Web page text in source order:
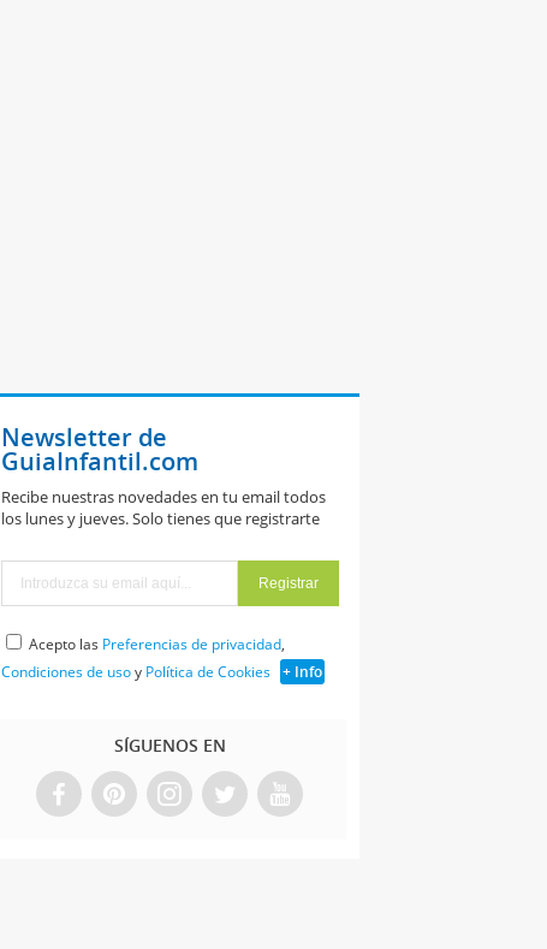
Newsletter de
GuiaInfantil.com
Recibe nuestras novedades en tu email todos
los lunes y jueves. Solo tienes que registrarte
Acepto las Preferencias de privacidad,
Condiciones de usoy Política de Cookies + Info
SÍGUENOS EN